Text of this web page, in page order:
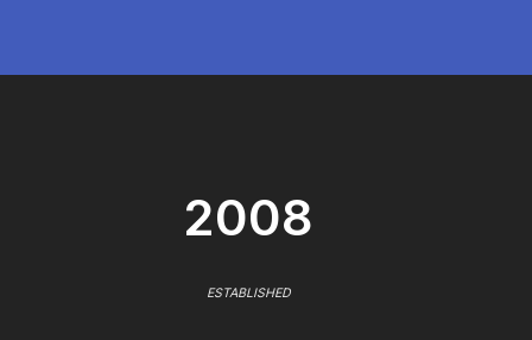
2008
ESTABLISHED